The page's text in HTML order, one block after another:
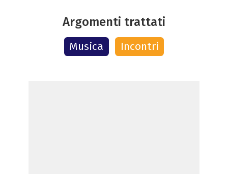
Argomenti trattati
Musica Incontri